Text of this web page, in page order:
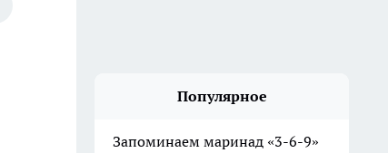
Популярное
Запоминаем маринад «3-6-9»